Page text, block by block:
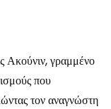
Ακούνιν, γραμμένο
που
τον αναγνώστη